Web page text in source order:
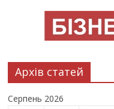
Архів статей
Серпень 2026